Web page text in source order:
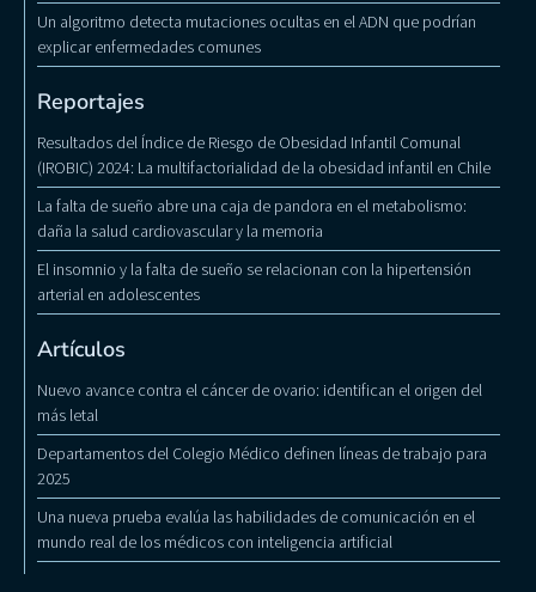
Un algoritmo detecta mutaciones ocultas en el ADN que podrían
explicar enfermedades comunes
Reportajes
Resultados del Índice de Riesgo de Obesidad Infantil Comunal
(IROBIC) 2024: La multifactorialidad de la obesidad infantil en Chile
La falta de sueño abre una caja de pandora en el metabolismo:
daña la salud cardiovascular y la memoria
El insomnio y la falta de sueño se relacionan con la hipertensión
arterial en adolescentes
Artículos
Nuevo avance contra el cáncer de ovario: identifican el origen del
más letal
Departamentos del Colegio Médico definen líneas de trabajo para
2025
Una nueva prueba evalúa las habilidades de comunicación en el
mundo real de los médicos con inteligencia artificial